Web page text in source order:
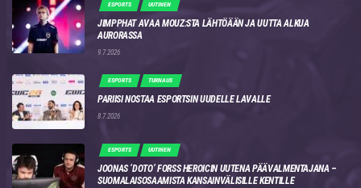
ESPORTS UUTINEN
JIMPPHAT AVAA MOUZ:STA LÄHTÖÄÄN JA UUTTA ALKUA
AURORASSA
9.7.2026
ESPORTS TURNAUS
PARIISI NOSTAA ESPORTSIN UUDELLE LAVALLE
8.7.2026
ESPORTS UUTINEN
JOONAS ‘DOTO’ FORSS HEROICIN UUTENA PÄÄVALMENTAJANA –
SUOMALAISOSAAMISTA KANSAINVÄLISILLE KENTILLE